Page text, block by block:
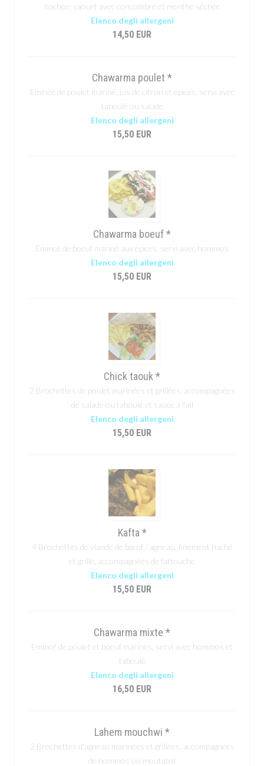
hachée, yaourt avec concombre et menthe séchée
Elenco degli allergeni
14,50 EUR
Chawarma poulet *
Emincé de poulet mariné, jus de citron et épices, servi avec
taboulé ou salade
Elenco degli allergeni
15,50 EUR
Chawarma boeuf *
Emincé de boeuf mariné aux épices, servi avec hommos
Elenco degli allergeni
15,50 EUR
Chick taouk *
2 Brochettes de poulet marinées et grillées, accompagnées
de salade ou taboulé et sauce à l'ail
Elenco degli allergeni
15,50 EUR
Kafta *
4 Brochettes de viande de bœuf / agneau, finement haché
et grillé, accompagnées de fattouche
Elenco degli allergeni
15,50 EUR
Chawarma mixte *
Emincé de poulet et boeuf marines, servi avec hommos et
taboulé
Elenco degli allergeni
16,50 EUR
Lahem mouchwi *
2 Brochettes d'agneau marinées et grillées, accompagnées
de hommos ou moutabal